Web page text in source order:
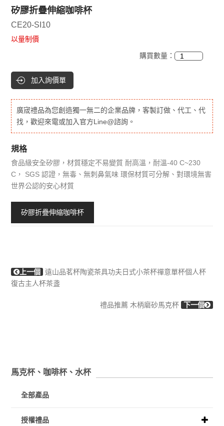
矽膠折疊伸縮咖啡杯
CE20-SI10
以量制價
購買數量：
加入詢價單
廣宬禮品為您創造獨一無二的企業品牌，客製訂做、代工、代
找，歡迎來電或加入官方Line@諮詢。
規格
食品級安全矽膠，材質穩定不易變質 耐高溫，耐溫-40 C~230
C， SGS 認證，無毒、無刺鼻氣味 環保材質可分解、對環境無害
世界公認的安心材質
矽膠折疊伸縮咖啡杯
上一個
遠山品茗杯陶瓷茶具功夫日式小茶杯禪意單杯個人杯
復古主人杯茶盞
禮品推薦 木柄磨砂馬克杯 下一個
馬克杯、咖啡杯、水杯
全部產品
授權禮品